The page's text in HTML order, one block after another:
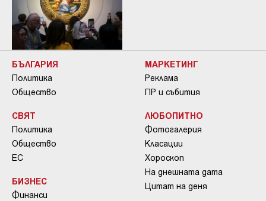
БЪЛГАРИЯ
Политика
Общество
СВЯТ
Политика
Общество
ЕС
БИЗНЕС
Финанси
МАРКЕТИНГ
Реклама
ПР и събития
ЛЮБОПИТНО
Фотогалерия
Класации
Хороскоп
На днешната дата
Цитат на деня